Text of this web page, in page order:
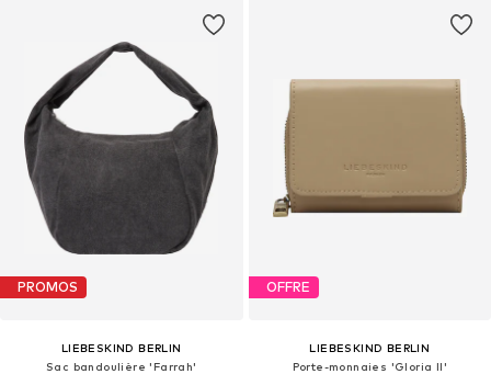
PROMOS
LIEBESKIND BERLIN
Sac bandoulière 'Farrah'
OFFRE
LIEBESKIND BERLIN
Porte-monnaies 'Gloria II'